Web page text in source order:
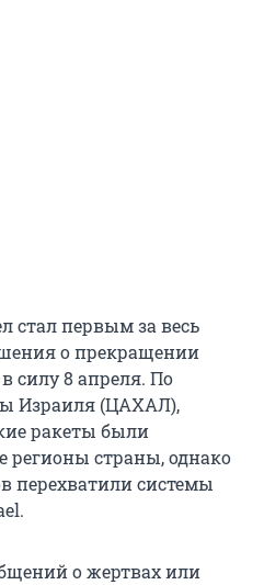
стал первым за весь
о прекращении
силу 8 апреля. По
Израиля (ЦАХАЛ),
ракеты были
регионы страны, однако
перехватили системы
о жертвах или